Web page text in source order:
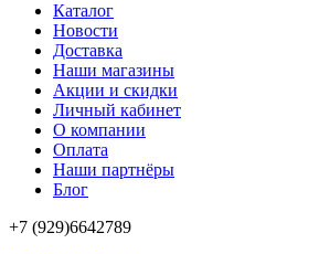
Каталог
Новости
Доставка
Наши магазины
Акции и скидки
Личный кабинет
О компании
Оплата
Наши партнёры
Блог
+7 (929)6642789